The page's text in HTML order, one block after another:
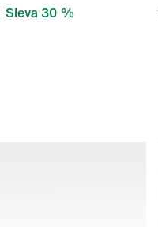
Sleva 30 %